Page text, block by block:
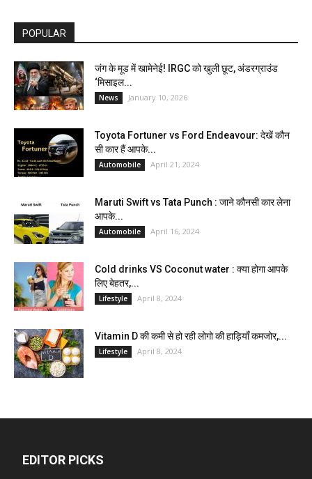
POPULAR
जंग के मूड में खामेनेई! IRGC को खुली छूट, अंडरग्राउंड
‘मिसाइल...
News January 10, 2026
Toyota Fortuner vs Ford Endeavour: देखें कौन
सी कार हैं आपके...
Automobile April 21, 2024
Maruti Swift vs Tata Punch : जाने कौनसी कार लेना
आपके...
Automobile April 16, 2024
Cold drinks VS Coconut water : क्या होगा आपके
लिए बेहतर,...
Lifestyle April 8, 2024
Vitamin D की कमी से हो रही लोगो की हाड़ियाँ कमजोर,...
Lifestyle April 8, 2024
EDITOR PICKS